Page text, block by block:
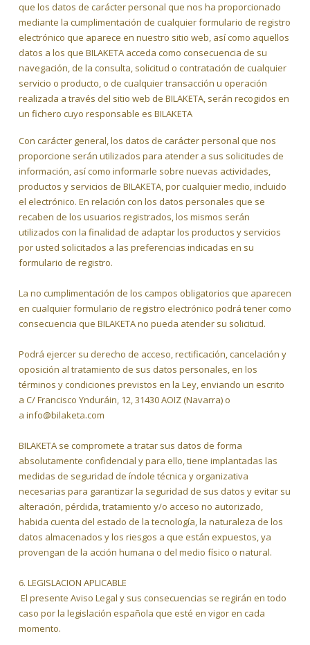
que los datos de carácter personal que nos ha proporcionado
mediante la cumplimentación de cualquier formulario de registro
electrónico que aparece en nuestro sitio web, así como aquellos
datos a los que BILAKETA acceda como consecuencia de su
navegación, de la consulta, solicitud o contratación de cualquier
servicio o producto, o de cualquier transacción u operación
realizada a través del sitio web de BILAKETA, serán recogidos en
un fichero cuyo responsable es BILAKETA
Con carácter general, los datos de carácter personal que nos
proporcione serán utilizados para atender a sus solicitudes de
información, así como informarle sobre nuevas actividades,
productos y servicios de BILAKETA, por cualquier medio, incluido
el electrónico. En relación con los datos personales que se
recaben de los usuarios registrados, los mismos serán
utilizados con la finalidad de adaptar los productos y servicios
por usted solicitados a las preferencias indicadas en su
formulario de registro.
La no cumplimentación de los campos obligatorios que aparecen
en cualquier formulario de registro electrónico podrá tener como
consecuencia que BILAKETA no pueda atender su solicitud.
Podrá ejercer su derecho de acceso, rectificación, cancelación y
oposición al tratamiento de sus datos personales, en los
términos y condiciones previstos en la Ley, enviando un escrito
a C/ Francisco Ynduráin, 12, 31430 AOIZ (Navarra) o
a info@bilaketa.com
BILAKETA se compromete a tratar sus datos de forma
absolutamente confidencial y para ello, tiene implantadas las
medidas de seguridad de índole técnica y organizativa
necesarias para garantizar la seguridad de sus datos y evitar su
alteración, pérdida, tratamiento y/o acceso no autorizado,
habida cuenta del estado de la tecnología, la naturaleza de los
datos almacenados y los riesgos a que están expuestos, ya
provengan de la acción humana o del medio físico o natural.
6. LEGISLACION APLICABLE
El presente Aviso Legal y sus consecuencias se regirán en todo
caso por la legislación española que esté en vigor en cada
momento.